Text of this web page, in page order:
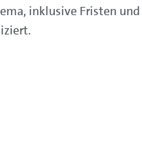
inklusive Fristen